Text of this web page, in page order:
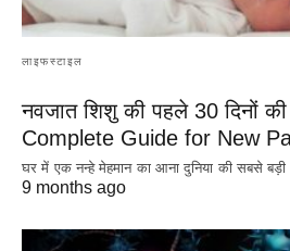
लाइफस्टाइल
नवजात शिशु की पहले 30 दिनों
Complete Guide for New
घर में एक नन्हे मेहमान का आना दुनिया की सबसे
9 months ago